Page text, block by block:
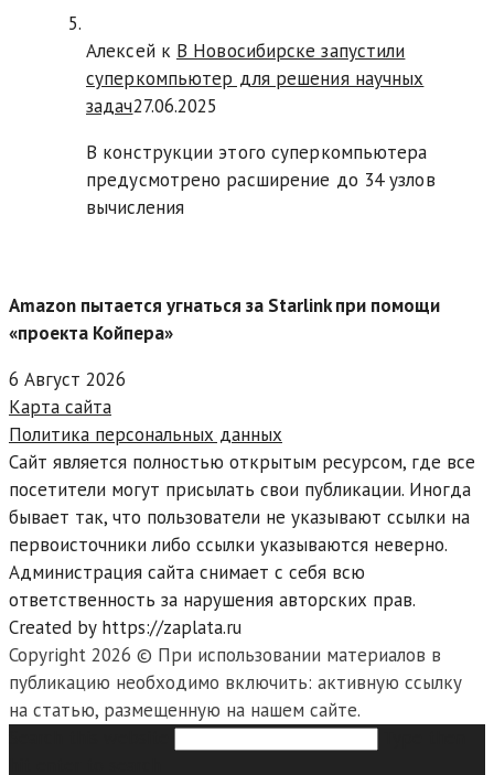
Алексей к В Новосибирске запустили
суперкомпьютер для решения научных
задач27.06.2025
В конструкции этого суперкомпьютера
предусмотрено расширение до 34 узлов
вычисления
Amazon пытается угнаться за Starlink при помощи
«проекта Койпера»
6 Август 2026
Карта сайта
Политика персональных данных
Сайт является полностью открытым ресурсом, где все
посетители могут присылать свои публикации. Иногда
бывает так, что пользователи не указывают ссылки на
первоисточники либо ссылки указываются неверно.
Администрация сайта снимает с себя всю
ответственность за нарушения авторских прав.
Created by https://zaplata.ru
Copyright 2026 © При использовании материалов в
публикацию необходимо включить: активную ссылку
на статью, размещенную на нашем сайте.